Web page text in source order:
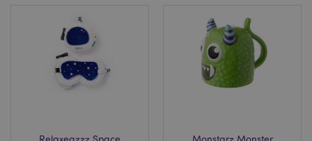
Relaxeazzz Space
Monstarz Monster